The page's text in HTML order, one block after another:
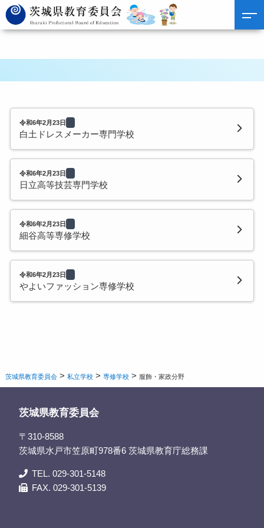
令和6年2月23日
白土ドレスメーカー専門学校
令和6年2月23日
日立高等技芸専門学校
令和6年2月23日
細谷高等専修学校
令和6年2月23日
やよいファッション専修学校
茨城県教育委員会 >私立学校 >専修学校 > 服飾・家政分野
茨城県教育委員会
〒310-8588
茨城県水戸市笠原町978番6 茨城県教育庁総務課
TEL. 029-301-5148
FAX. 029-301-5139